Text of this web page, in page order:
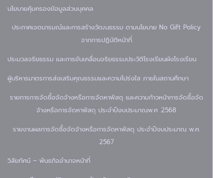
นโยบายคุ้มครองข้อมูลส่วนบุคคล
ประกาศเจตนารมณ์และการสร้างวัฒนธรรม ตามนโยบาย No Gift Policy
จากการปฏิบัติหน้าที่
ประมวลจริยธรรม และการขับเคลื่อนจริยธรรมประวัติโรงเรียนผังโรงเรียน
ผู้บริหารมาตรการส่งเสริมคุณธรรมและความโปร่งใส ภายในสถานศึกษา
รายการการจัดซื้อจัดจ้างหรือการจัดหาพัสดุ และความก้าวหน้าการจัดซื้อจัด
จ้างหรือการจัดหาพัสดุ ประจำปีงบประมาณพ.ศ .2568
รายงานผลการจัดซื้อจัดจ้างหรือการจัดหาพัสดุ ประจำปีงบประมาณ พ.ศ.
2567
วิสัยทัศน์ – พันธกิจอำนาจหน้าที่